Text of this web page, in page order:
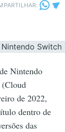
Nintendo
(Cloud
de 2022,
dentro de
das